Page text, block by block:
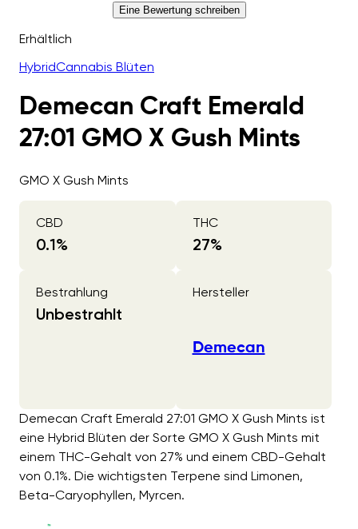
Eine Bewertung schreiben
Erhältlich
HybridCannabis Blüten
Demecan Craft Emerald
27:01 GMO X Gush Mints
GMO X Gush Mints
CBD
0.1%
THC
27%
Bestrahlung
Unbestrahlt
Hersteller
Demecan
Demecan Craft Emerald 27:01 GMO X Gush Mints ist
eine Hybrid Blüten der Sorte GMO X Gush Mints mit
einem THC-Gehalt von 27% und einem CBD-Gehalt
von 0.1%. Die wichtigsten Terpene sind Limonen,
Beta-Caryophyllen, Myrcen.